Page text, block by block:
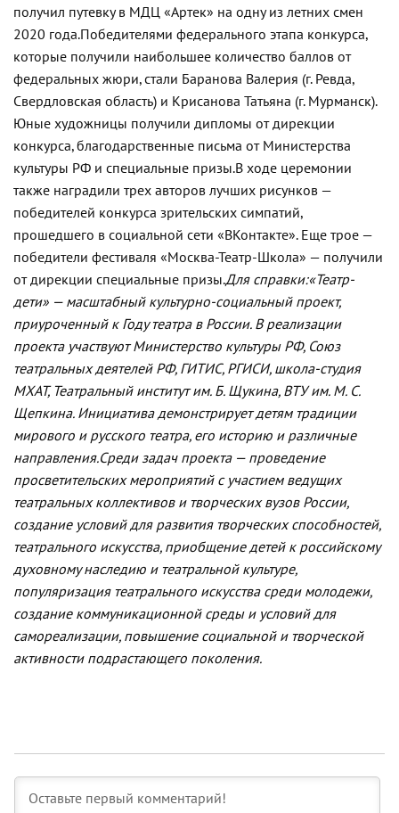
получил путевку в МДЦ «Артек» на одну из летних смен
2020 года.Победителями федерального этапа конкурса,
которые получили наибольшее количество баллов от
федеральных жюри, стали Баранова Валерия (г. Ревда,
Свердловская область) и Крисанова Татьяна (г. Мурманск).
Юные художницы получили дипломы от дирекции
конкурса, благодарственные письма от Министерства
культуры РФ и специальные призы.В ходе церемонии
также наградили трех авторов лучших рисунков —
победителей конкурса зрительских симпатий,
прошедшего в социальной сети «ВКонтакте». Еще трое —
победители фестиваля «Москва-Театр-Школа» — получили
от дирекции специальные призы.Для справки:«Театр-
дети» — масштабный культурно-социальный проект,
приуроченный к Году театра в России. В реализации
проекта участвуют Министерство культуры РФ, Союз
театральных деятелей РФ, ГИТИС, РГИСИ, школа-студия
МХАТ, Театральный институт им. Б. Щукина, ВТУ им. М. С.
Щепкина. Инициатива демонстрирует детям традиции
мирового и русского театра, его историю и различные
направления.Среди задач проекта — проведение
просветительских мероприятий с участием ведущих
театральных коллективов и творческих вузов России,
создание условий для развития творческих способностей,
театрального искусства, приобщение детей к российскому
духовному наследию и театральной культуре,
популяризация театрального искусства среди молодежи,
создание коммуникационной среды и условий для
самореализации, повышение социальной и творческой
активности подрастающего поколения.